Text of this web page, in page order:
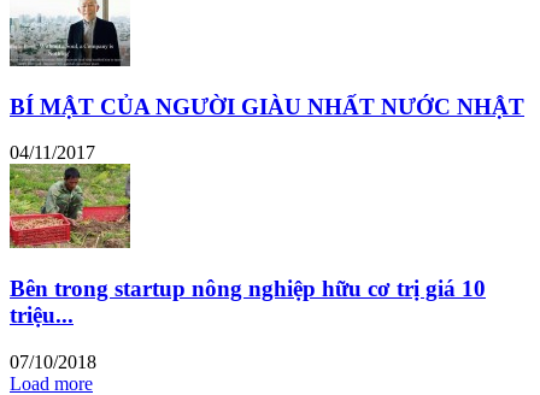
BÍ MẬT CỦA NGƯỜI GIÀU NHẤT NƯỚC NHẬT
04/11/2017
Bên trong startup nông nghiệp hữu cơ trị giá 10
triệu...
07/10/2018
Load more